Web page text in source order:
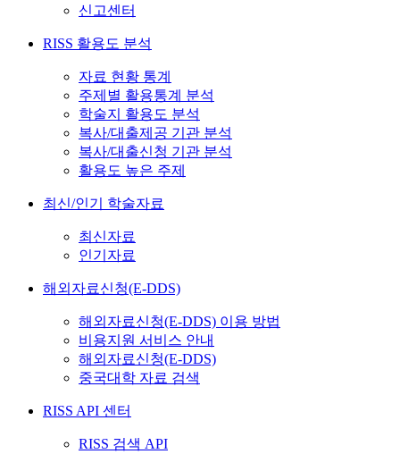
신고센터
RISS 활용도 분석
자료 현황 통계
주제별 활용통계 분석
학술지 활용도 분석
복사/대출제공 기관 분석
복사/대출신청 기관 분석
활용도 높은 주제
최신/인기 학술자료
최신자료
인기자료
해외자료신청(E-DDS)
해외자료신청(E-DDS) 이용 방법
비용지원 서비스 안내
해외자료신청(E-DDS)
중국대학 자료 검색
RISS API 센터
RISS 검색 API